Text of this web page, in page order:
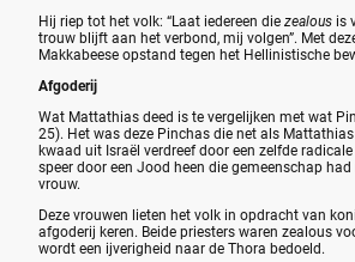
Hij riep tot het volk: “Laat iedereen die zealous is
trouw blijft aan het verbond, mij volgen”. Met
Makkabeese opstand tegen het Hellinistische
Afgoderij
Wat Mattathias deed is te vergelijken met wat
25). Het was deze Pinchas die net als
kwaad uit Israël verdreef door een zelfde
speer door een Jood heen die gemeenschap
vrouw.
Deze vrouwen lieten het volk in opdracht van
afgoderij keren. Beide priesters waren zealous
wordt een ijverigheid naar de Thora bedoeld.